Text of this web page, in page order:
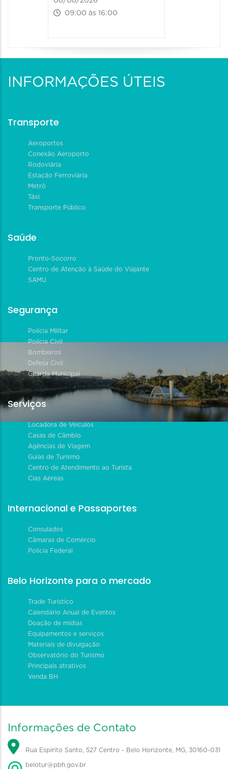
09:00 às 16:00
INFORMAÇÕES ÚTEIS
Transporte
Aeroportos
Conexão Aeroporto
Rodoviária
Estação Ferroviária
Metrô
Táxi
Transporte Público
Saúde
Pronto-Socorro
Centro de Atenção à Saúde do Viajante
SAMU
Segurança
Polícia Militar
Polícia Civil
Bombeiros
Defesa Civil
Guarda Municipal
Serviços
Locadora de Veículos
Casas de Câmbio
Agências de Viagem
Guias de Turismo
Centro de Atendimento ao Turista
Cias Aéreas
Internacional e Passaportes
Consulados
Câmaras de Comércio
Polícia Federal
Belo Horizonte para o mercado
Trade Turístico
Calendário Anual de Eventos
Doação de mídias
Equipamentos e serviços
Materiais de divulgação
Observatório do Turismo
Principais atrativos
Venda BH
Informações de Contato
Rua Espírito Santo, 527 Centro - Belo Horizonte, MG, 30160-031
belotur@pbh.gov.br